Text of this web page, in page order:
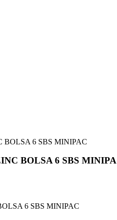
BOLSA 6 SBS
6 SBS MINIPAC